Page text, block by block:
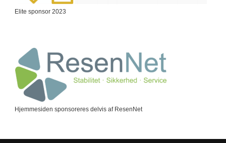
Elite sponsor 2023
Hjemmesiden sponsoreres delvis af ResenNet